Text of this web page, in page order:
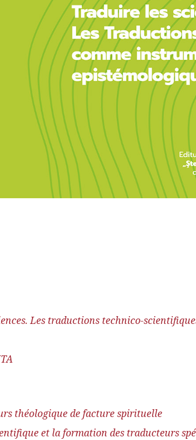
Les traductions technico-
théologique de facture spirituelle
et la formation des traducteurs